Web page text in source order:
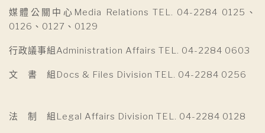
媒體公關中心Media Relations TEL. 04-2284 0125、
0126、0127、0129
行政議事組Administration Affairs TEL. 04-2284 0603
文 書 組Docs & Files Division TEL. 04-2284 0256
法 制 組Legal Affairs Division TEL. 04-2284 0128